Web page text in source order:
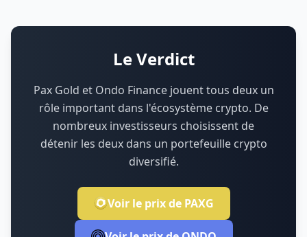
Le Verdict
Pax Gold et Ondo Finance jouent tous deux un
rôle important dans l'écosystème crypto. De
nombreux investisseurs choisissent de
détenir les deux dans un portefeuille crypto
diversifié.
Voir le prix de PAXG